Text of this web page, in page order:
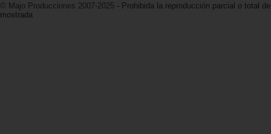
© Majo Producciones 2007-2025 - Prohibida la reproducción parcial o total
mostrada